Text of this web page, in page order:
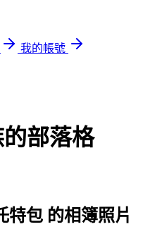
我的帳號
部落格
特包 的相簿照片